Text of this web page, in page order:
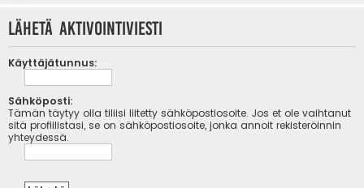
Lähetä aktivointiviesti
Käyttäjätunnus:
Sähköposti:
Tämän täytyy olla tiliisi liitetty sähköpostiosoite. Jos et ole vaihtanut
sitä profiilistasi, se on sähköpostiosoite, jonka annoit rekisteröinnin
yhteydessä.